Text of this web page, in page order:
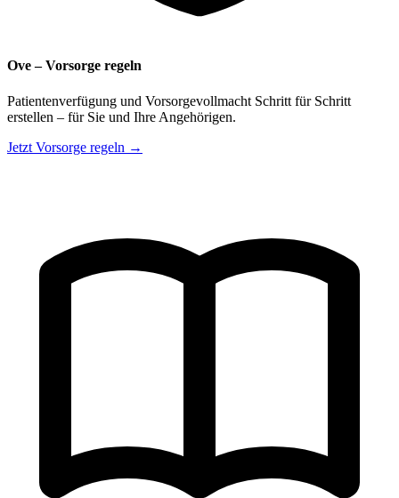
Ove – Vorsorge regeln
Patientenverfügung und Vorsorgevollmacht Schritt für Schritt
erstellen – für Sie und Ihre Angehörigen.
Jetzt Vorsorge regeln →